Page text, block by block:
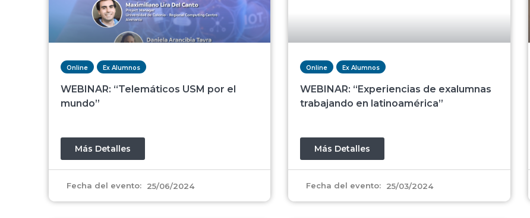
Online Ex Alumnos
WEBINAR: “Telemáticos USM por el
mundo”
Más Detalles
Fecha del evento: 25/06/2024
Online Ex Alumnos
WEBINAR: “Experiencias de exalumnas
trabajando en latinoamérica”
Más Detalles
Fecha del evento: 25/03/2024